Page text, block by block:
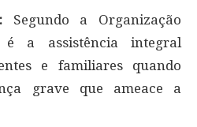
Segundo a Organização
a assistência integral
e familiares quando
grave que ameace a